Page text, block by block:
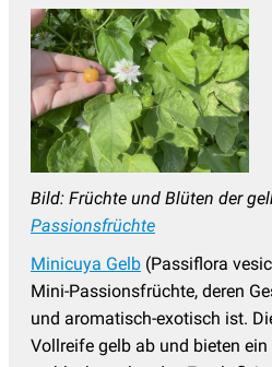
Bild: Früchte und Blüten der
Passionsfrüchte
Minicuya Gelb (Passiflora
Mini-Passionsfrüchte, deren
und aromatisch-exotisch ist.
Vollreife gelb ab und bieten